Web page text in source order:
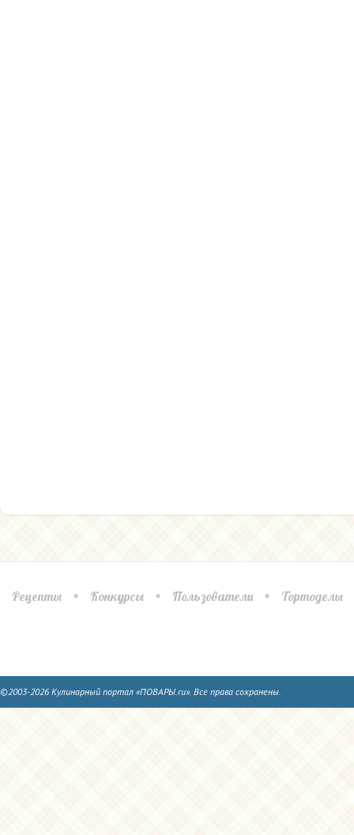
Рецепты Конкурсы Пользователи Тортоделы
©2003-2026 Кулинарный портал «ПОВАРЫ.ru». Все права сохранены.